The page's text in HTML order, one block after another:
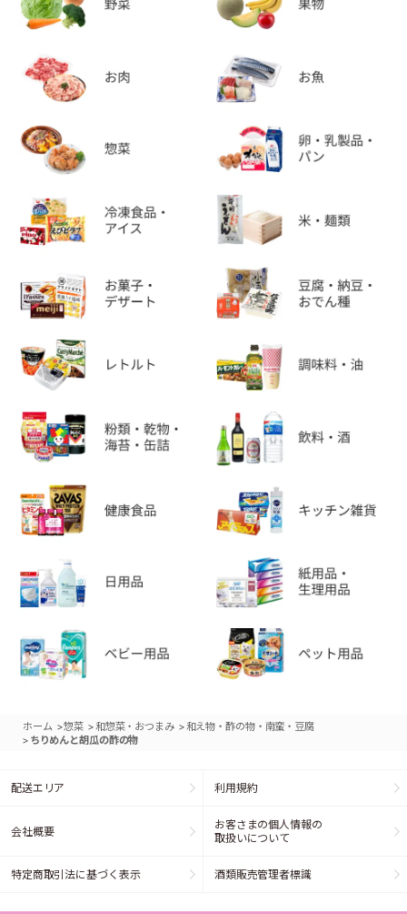
ホーム >惣菜 >和惣菜・おつまみ >和え物・酢の物・南蛮・豆腐
> ちりめんと胡瓜の酢の物
配送エリア 利用規約
会社概要
お客さまの個人情報の
取扱いについて
特定商取引法に基づく表示 酒類販売管理者標識